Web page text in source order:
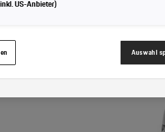
Marketingzwecke:
Sofern Sie über einen von uns
US-Anbieter)
Auswahl